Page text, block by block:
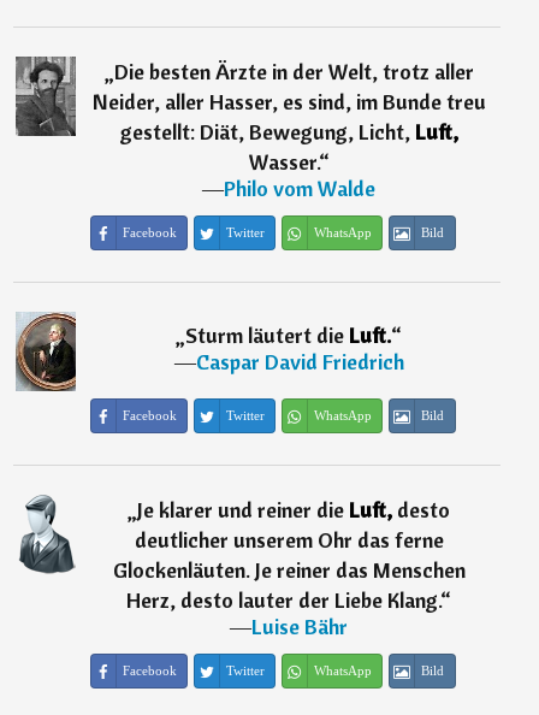
„Die besten Ärzte in der Welt, trotz aller
Neider, aller Hasser, es sind, im Bunde treu
gestellt: Diät, Bewegung, Licht,Luft,
Wasser.“
―Philo vom Walde
Facebook Twitter WhatsApp Bild
„Sturm läutert die Luft.“
―Caspar David Friedrich
Facebook Twitter WhatsApp Bild
„Je klarer und reiner die Luft, desto
deutlicher unserem Ohr das ferne
Glockenläuten. Je reiner das Menschen
Herz, desto lauter der Liebe Klang.“
―Luise Bähr
Facebook Twitter WhatsApp Bild